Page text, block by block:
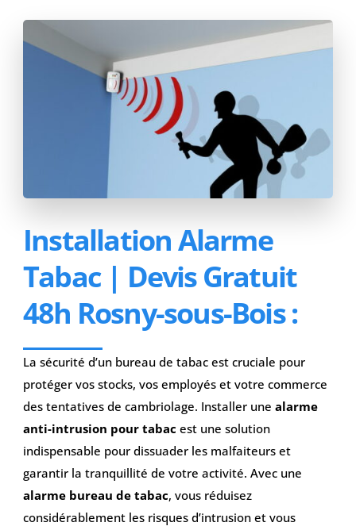
Installation Alarme
Tabac | Devis Gratuit
48h Rosny-sous-Bois:
La sécurité d’un bureau de tabac est cruciale pour
protéger vos stocks, vos employés et votre commerce
des tentatives de cambriolage. Installer une alarme
anti-intrusion pour tabac est une solution
indispensable pour dissuader les malfaiteurs et
garantir la tranquillité de votre activité. Avec une
alarme bureau de tabac, vous réduisez
considérablement les risques d’intrusion et vous